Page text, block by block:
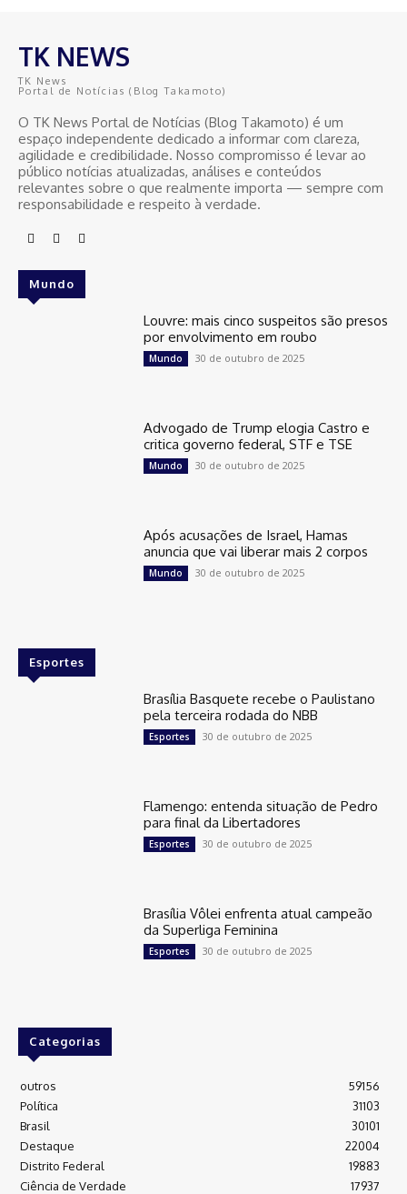
TK NEWS
TK News
Portal de Notícias (Blog Takamoto)
O TK News Portal de Notícias (Blog Takamoto) é um
espaço independente dedicado a informar com clareza,
agilidade e credibilidade. Nosso compromisso é levar ao
público notícias atualizadas, análises e conteúdos
relevantes sobre o que realmente importa — sempre com
responsabilidade e respeito à verdade.
Mundo
Louvre: mais cinco suspeitos são presos
por envolvimento em roubo
Mundo 30 de outubro de 2025
Advogado de Trump elogia Castro e
critica governo federal, STF e TSE
Mundo 30 de outubro de 2025
Após acusações de Israel, Hamas
anuncia que vai liberar mais 2 corpos
Mundo 30 de outubro de 2025
Esportes
Brasília Basquete recebe o Paulistano
pela terceira rodada do NBB
Esportes 30 de outubro de 2025
Flamengo: entenda situação de Pedro
para final da Libertadores
Esportes 30 de outubro de 2025
Brasília Vôlei enfrenta atual campeão
da Superliga Feminina
Esportes 30 de outubro de 2025
Categorias
outros
59156
Política
31103
Brasil
30101
Destaque
22004
Distrito Federal
19883
Ciência de Verdade
17937